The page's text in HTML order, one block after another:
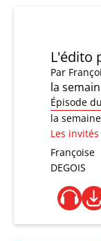
L'édito
Par
la
Épisode
la
Les invités
Françoise
DEGOIS